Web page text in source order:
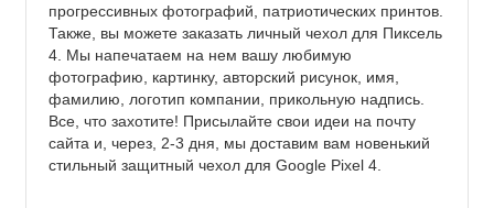
прогрессивных фотографий, патриотических принтов.
Также, вы можете заказать личный чехол для Пиксель
4. Мы напечатаем на нем вашу любимую
фотографию, картинку, авторский рисунок, имя,
фамилию, логотип компании, прикольную надпись.
Все, что захотите! Присылайте свои идеи на почту
сайта и, через, 2-3 дня, мы доставим вам новенький
стильный защитный чехол для Google Pixel 4.